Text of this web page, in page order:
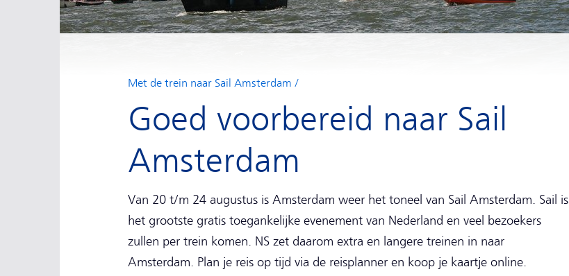
Met de trein naar Sail Amsterdam
Goed voorbereid naar Sail
Amsterdam
Van 20 t/m 24 augustus is Amsterdam weer het toneel van Sail Amsterdam. Sail is
het grootste gratis toegankelijke evenement van Nederland en veel bezoekers
zullen per trein komen. NS zet daarom extra en langere treinen in naar
Amsterdam. Plan je reis op tijd via de reisplanner en koop je kaartje online.